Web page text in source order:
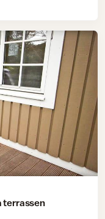
terrassen